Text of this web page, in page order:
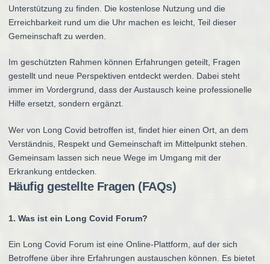
Unterstützung zu finden. Die kostenlose Nutzung und die
Erreichbarkeit rund um die Uhr machen es leicht, Teil dieser
Gemeinschaft zu werden.
Im geschützten Rahmen können Erfahrungen geteilt, Fragen
gestellt und neue Perspektiven entdeckt werden. Dabei steht
immer im Vordergrund, dass der Austausch keine professionelle
Hilfe ersetzt, sondern ergänzt.
Wer von Long Covid betroffen ist, findet hier einen Ort, an dem
Verständnis, Respekt und Gemeinschaft im Mittelpunkt stehen.
Gemeinsam lassen sich neue Wege im Umgang mit der
Erkrankung entdecken.
Häufig gestellte Fragen (FAQs)
1. Was ist ein Long Covid Forum?
Ein Long Covid Forum ist eine Online-Plattform, auf der sich
Betroffene über ihre Erfahrungen austauschen können. Es bietet